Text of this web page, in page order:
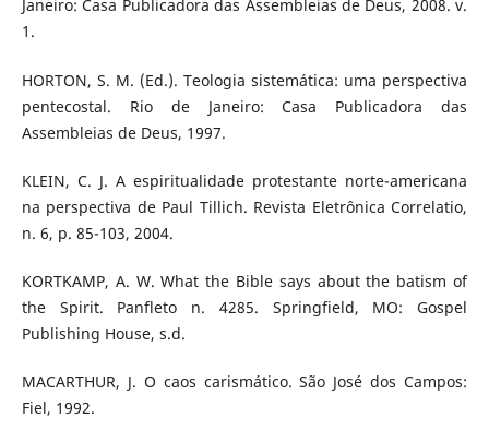
Janeiro: Casa Publicadora das Assembleias de Deus, 2008. v.
1.
HORTON, S. M. (Ed.). Teologia sistemática: uma perspectiva
pentecostal. Rio de Janeiro: Casa Publicadora das
Assembleias de Deus, 1997.
KLEIN, C. J. A espiritualidade protestante norte-americana
na perspectiva de Paul Tillich. Revista Eletrônica Correlatio,
n. 6, p. 85-103, 2004.
KORTKAMP, A. W. What the Bible says about the batism of
the Spirit. Panfleto n. 4285. Springfield, MO: Gospel
Publishing House, s.d.
MACARTHUR, J. O caos carismático. São José dos Campos:
Fiel, 1992.